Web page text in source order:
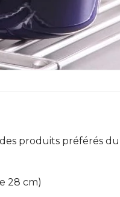
produits préférés
28 cm)